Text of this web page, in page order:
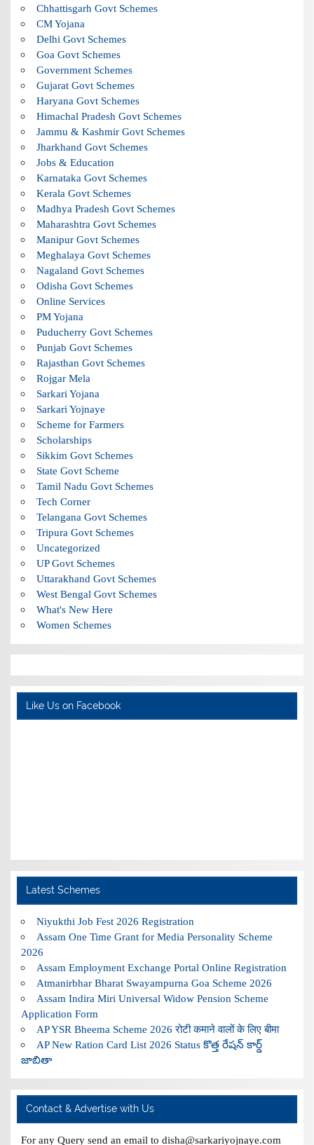
Chhattisgarh Govt Schemes
CM Yojana
Delhi Govt Schemes
Goa Govt Schemes
Government Schemes
Gujarat Govt Schemes
Haryana Govt Schemes
Himachal Pradesh Govt Schemes
Jammu & Kashmir Govt Schemes
Jharkhand Govt Schemes
Jobs & Education
Karnataka Govt Schemes
Kerala Govt Schemes
Madhya Pradesh Govt Schemes
Maharashtra Govt Schemes
Manipur Govt Schemes
Meghalaya Govt Schemes
Nagaland Govt Schemes
Odisha Govt Schemes
Online Services
PM Yojana
Puducherry Govt Schemes
Punjab Govt Schemes
Rajasthan Govt Schemes
Rojgar Mela
Sarkari Yojana
Sarkari Yojnaye
Scheme for Farmers
Scholarships
Sikkim Govt Schemes
State Govt Scheme
Tamil Nadu Govt Schemes
Tech Corner
Telangana Govt Schemes
Tripura Govt Schemes
Uncategorized
UP Govt Schemes
Uttarakhand Govt Schemes
West Bengal Govt Schemes
What's New Here
Women Schemes
Like Us on Facebook
Latest Schemes
Niyukthi Job Fest 2026 Registration
Assam One Time Grant for Media Personality Scheme
2026
Assam Employment Exchange Portal Online Registration
Atmanirbhar Bharat Swayampurna Goa Scheme 2026
Assam Indira Miri Universal Widow Pension Scheme
Application Form
AP YSR Bheema Scheme 2026 रोटी कमाने वालों के लिए बीमा
AP New Ration Card List 2026 Status కొత్త రేషన్ కార్డ్
జాబితా
Contact & Advertise with Us
For any Query send an email to disha@sarkariyojnaye.com